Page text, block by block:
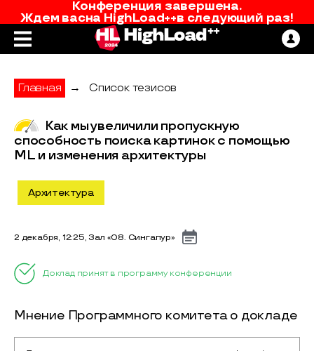
Конференция завершена.
Ждем васна HighLoad++в следующий раз!
Главная → Список тезисов
Как мы увеличили пропускную
способность поиска картинок с помощью
ML и изменения архитектуры
Архитектура
2 декабря, 12:25, Зал «08. Сингапур»
Доклад принят в программу конференции
Мнение Программного комитета о докладе